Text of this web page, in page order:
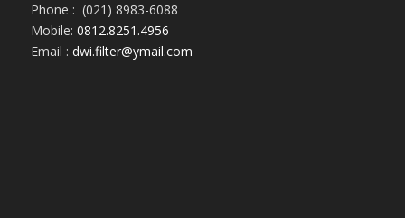
Phone : (021) 8983-6088
Mobile: 0812.8251.4956
Email : dwi.filter@ymail.com